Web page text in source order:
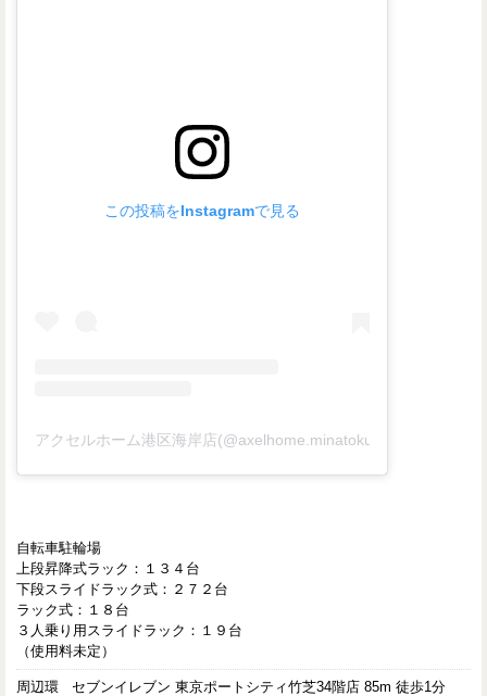
この投稿をInstagramで見る
アクセルホーム港区海岸店(@axelhome.minatokukaigan)がシェ
自転車駐輪場
上段昇降式ラック：１３４台
下段スライドラック式：２７２台
ラック式：１８台
３人乗り用スライドラック：１９台
（使用料未定）
周辺環
セブンイレブン 東京ポートシティ竹芝34階店 85m 徒歩1分